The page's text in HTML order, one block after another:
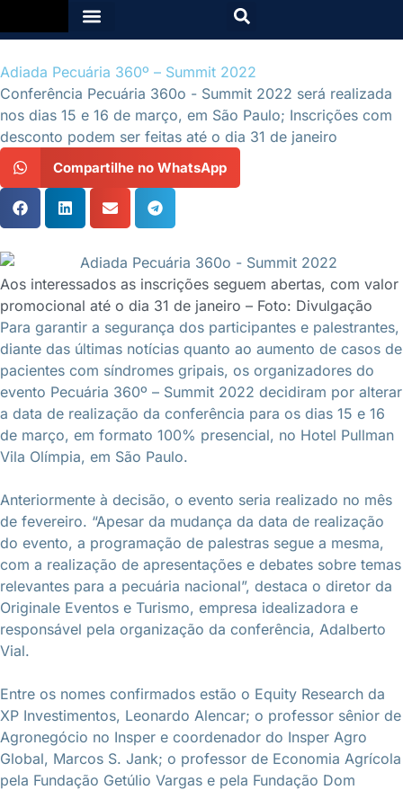
Adiada Pecuária 360º – Summit 2022
Conferência Pecuária 360o - Summit 2022 será realizada
nos dias 15 e 16 de março, em São Paulo; Inscrições com
desconto podem ser feitas até o dia 31 de janeiro
Compartilhe no WhatsApp
Aos interessados as inscrições seguem abertas, com valor
promocional até o dia 31 de janeiro – Foto: Divulgação
Para garantir a segurança dos participantes e palestrantes,
diante das últimas notícias quanto ao aumento de casos de
pacientes com síndromes gripais, os organizadores do
evento Pecuária 360º – Summit 2022 decidiram por alterar
a data de realização da conferência para os dias 15 e 16
de março, em formato 100% presencial, no Hotel Pullman
Vila Olímpia, em São Paulo.
Anteriormente à decisão, o evento seria realizado no mês
de fevereiro. “Apesar da mudança da data de realização
do evento, a programação de palestras segue a mesma,
com a realização de apresentações e debates sobre temas
relevantes para a pecuária nacional”, destaca o diretor da
Originale Eventos e Turismo, empresa idealizadora e
responsável pela organização da conferência, Adalberto
Vial.
Entre os nomes confirmados estão o Equity Research da
XP Investimentos, Leonardo Alencar; o professor sênior de
Agronegócio no Insper e coordenador do Insper Agro
Global, Marcos S. Jank; o professor de Economia Agrícola
pela Fundação Getúlio Vargas e pela Fundação Dom